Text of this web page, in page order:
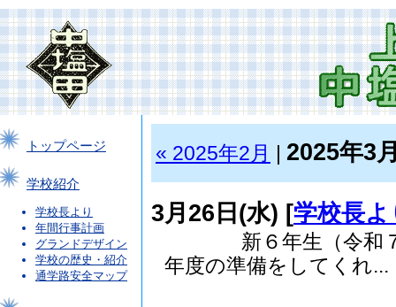
トップページ
学校紹介
学校長より
年間行事計画
グランドデザイン
学校の歴史・紹介
通学路安全マップ
« 2025年2月 2025年3
3月26日(水) [学校長よ
新６年生（令和７年
年度の準備をしてくれ...